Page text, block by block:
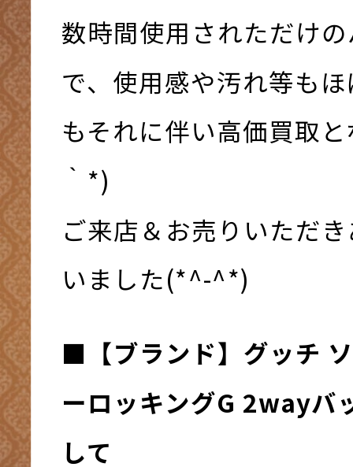
数時間使用されただけ
で、使用感や汚れ等も
もそれに伴い高価買取
｀*)
ご来店＆お売りいただ
いました(*^-^*)
■【ブランド】グッチ
ーロッキングG 2wayバ
して